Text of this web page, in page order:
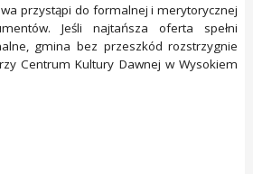
przystąpi do formalnej i merytorycznej
Jeśli najtańsza oferta spełni
gmina bez przeszkód rozstrzygnie
Centrum Kultury Dawnej w Wysokiem